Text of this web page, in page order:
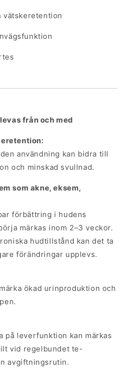
vätskeretention
från och med
användning kan bidra till
och minskad svullnad.
som akne, eksem,
förbättring i hudens
märkas inom 2–3 veckor.
hudtillstånd kan det ta
förändringar upplevs.
ökad urinproduktion och
på leverfunktion kan märkas
vid regelbundet te-
avgiftningsrutin.